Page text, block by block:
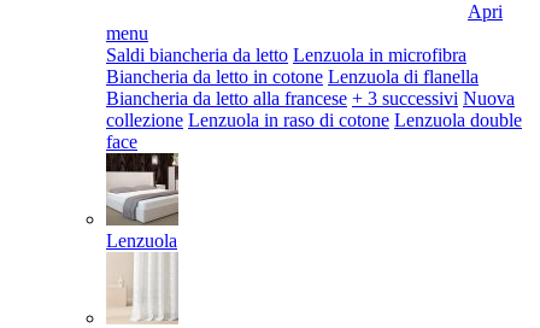
Apri
menu
Saldi biancheria da letto Lenzuola in microfibra
Biancheria da letto in cotone Lenzuola di flanella
Biancheria da letto alla francese + 3 successivi Nuova
collezione Lenzuola in raso di cotone Lenzuola double
face
Lenzuola